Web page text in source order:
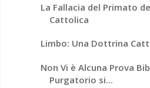
La Fallacia del Primato
Cattolica
Limbo: Una Dottrina
Non Vi è Alcuna Prova
Purgatorio si...